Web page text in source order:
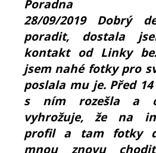
Poradna E-
28/09/2019 Dobrý
poradit, dostala
kontakt od Linky
jsem nahé fotky pro
poslala mu je. Před
s ním rozešla a
vyhrožuje, že na
profil a tam fotky
mnou znovu